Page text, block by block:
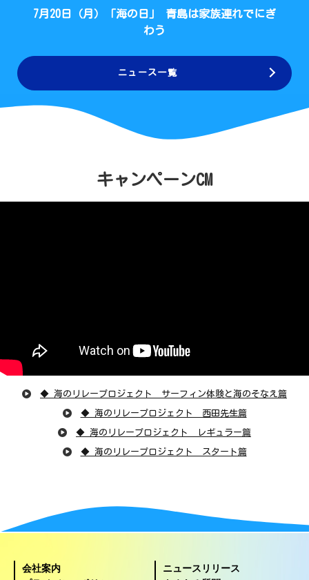
7月20日（月）「海の日」 青島は家族連れでにぎ
わう
ニュース一覧
キャンペーンCM
◆ 海のリレープロジェクト サーフィン体験と海のそなえ篇
◆ 海のリレープロジェクト 西田先生篇
◆ 海のリレープロジェクト レギュラー篇
◆ 海のリレープロジェクト スタート篇
会社案内
ニュースリリース